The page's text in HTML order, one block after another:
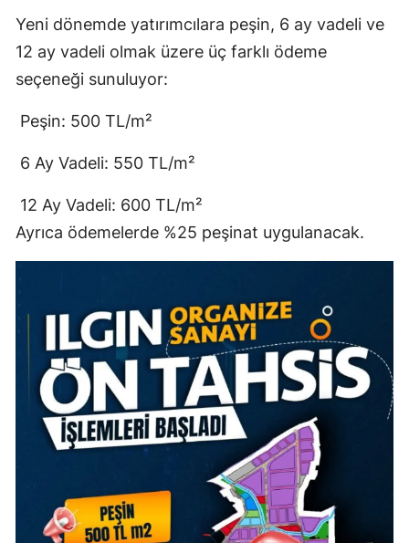
Hakkari
İzmir
Kastamonu
Kayseri
Kırklareli
Kırşehir
Kocaeli
Konya
Kütahya
Yeni dönemde yatırımcılara peşin, 6 ay vadeli ve
12 ay vadeli olmak üzere üç farklı ödeme
seçeneği sunuluyor:
Peşin: 500 TL/m²
6 Ay Vadeli: 550 TL/m²
12 Ay Vadeli: 600 TL/m²
Ayrıca ödemelerde %25 peşinat uygulanacak.